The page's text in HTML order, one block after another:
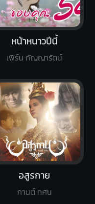
หน้าหนาวปีนี้
เฟิร์น กัญญารัตน์
อสูรกาย
กานต์ ทศน